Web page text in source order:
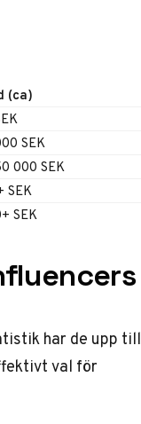
(ca)
SEK
000 SEK
SEK
SEK
har de upp till
val för